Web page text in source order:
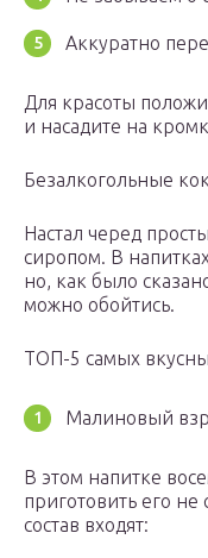
Аккуратно
Для красоты
и насадите на
Безалкогольные
Настал черед
сиропом. В
но, как было
можно обойтись.
ТОП-5 самых
Малиновый
В этом напитке
приготовить его
состав входят: